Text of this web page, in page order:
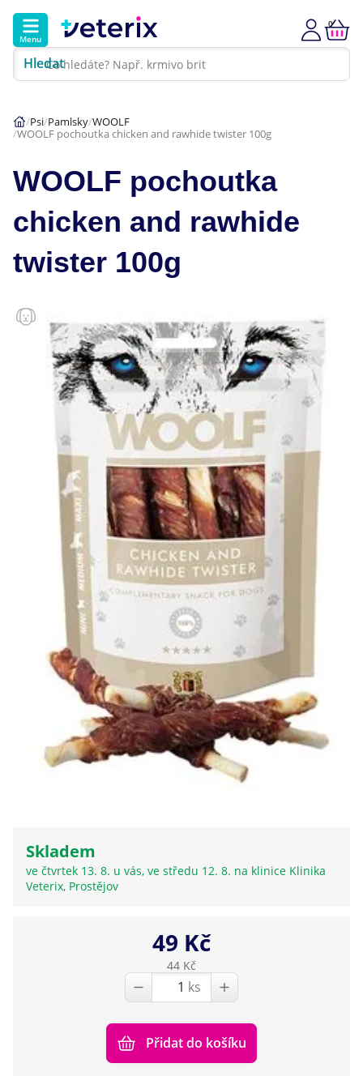
Menu
Hledat
0
Hlavní kategorie
Akce
Psi
Kočky
Veterinární diety
Dárkové poukazy
Klinika Veterix
777 319 516 (Po–Pá, 9–19h; So–Ne, 9–14h)
info@veterix.cz
E-shop Veterix
777 319 517 (Po–Pá, 8–15h)
eshop@veterix.cz
Psi Pamlsky WOOLF
WOOLF pochoutka chicken and rawhide twister 100g
WOOLF pochoutka
chicken and rawhide
twister 100g
Skladem
ve čtvrtek 13. 8. u vás, ve středu 12. 8. na klinice Klinika
Veterix, Prostějov
49 Kč
44 Kč
ks
Přidat do košíku